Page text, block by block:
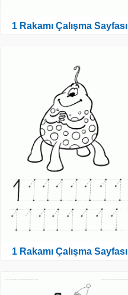
1 Rakamı Çalışma Sayfası
1 Rakamı Çalışma Sayfası